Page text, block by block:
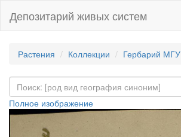
Депозитарий живых систем
Растения Коллекции Гербарий МГУ
Полное изображение